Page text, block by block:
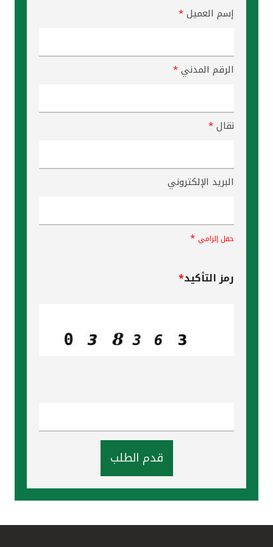
إسم العميل*
الرقم المدني*
نقال*
البريد الإلكتروني
حقل إلزامي *
رمز التأكيد*
قدم الطلب